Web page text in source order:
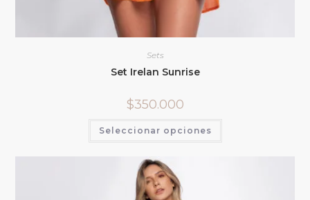
Sets
Set Irelan Sunrise
$350.000
Seleccionar opciones